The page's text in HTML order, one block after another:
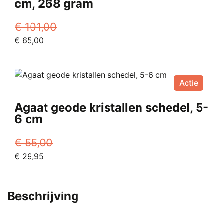
cm, 268 gram
€101,00
Oorspronkelijke
€ 101,00.
€ 65,00
€ 65,00.
Actie
Agaat geode kristallen schedel, 5-
6 cm
€55,00
Oorspronkelijke
€ 55,00.
€ 29,95
€ 29,95.
Beschrijving